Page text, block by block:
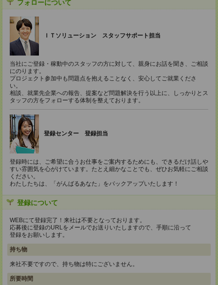
フォローについて
ＩＴソリューション スタッフサポート担当
当社にご登録・稼動中のスタッフの方に対して、親身にお話を聞き、ご相談
にのります。
プロジェクト参加中も問題点を抱えることなく、安心してご就業くださ
い。
相談、就業先企業への報告、提案など問題解決を行う以上に、しっかりとス
タッフの方をフォローする体制を整えております。
登録センター 登録担当
登録時には、ご希望に合うお仕事をご案内するためにも、できるだけ話しや
すい雰囲気を心がけています。たとえ細かなことでも、ぜひお気軽にご相談
ください。
わたしたちは、「がんばるあなた」をバックアップいたします！
登録について
WEBにて登録完了！来社は不要となっております。
応募後に登録のURLをメールでお送りいたしますので、手順に沿って
登録をお願いします。
持ち物
来社不要ですので、持ち物は特にございません。
所要時間